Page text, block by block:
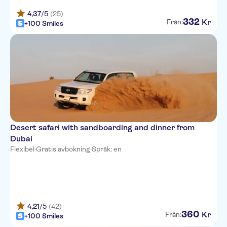
Holiday Inn Dubai al-Maktoum
Airport, an IHG Hotel
Jumeirah Living Marina Gate
Al Khoory Inn, Bur Dubai
Element Al Mina, Dubai
Anantara Downtown Dubai
Raffles Hotel - Wafi
Jumeira Rotana Hotel
4,37/5 (25)
+100 Smiles
Från:332 Kr
Desert safari with sandboarding and dinner from
Dubai
Flexibel·Gratis avbokning·Språk: en
4,21/5 (42)
+100 Smiles
Från:360 Kr